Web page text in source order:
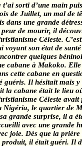
t’ai sorti d’une main
de Juillet, un mal de
dans une grande
de mourir, il
Céleste.
voyant son état de
quelques
cabane à Makoko.
cette cabane en
guéris. Il hésitait mais
la cabane était le lieu
Céleste
Nigéria, le quartier de
grande surprise, il a
avec une grande
joie. Dès que la
produit, il était guéri. Il